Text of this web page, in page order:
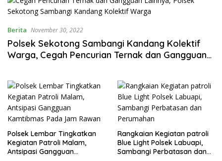
Berita November 30, 2022
Polsek Sekotong Sambangi Kandang Kolektif
Warga, Cegah Pencurian Ternak dan Gangguan
Polsek Lembar Tingkatkan
Kegiatan Patroli Malam,
Antsipasi Gangguan
Rangkaian Kegiatan patroli
Blue Light Polsek Labuapi,
Sambangi Perbatasan dan